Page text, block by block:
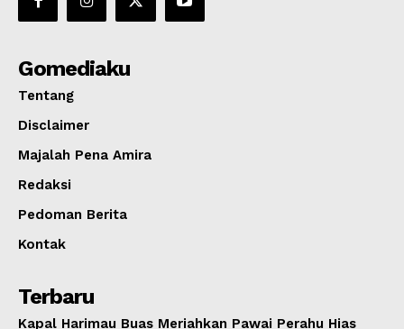
Gomediaku
Tentang
Disclaimer
Majalah Pena Amira
Redaksi
Pedoman Berita
Kontak
Terbaru
Kapal Harimau Buas Meriahkan Pawai Perahu Hias